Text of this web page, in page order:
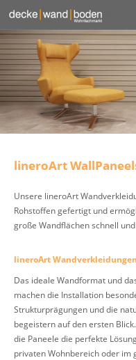
lineroArt
Unsere lineroArt
Rohstoffen gefertigt und
große Wandflächen schnell
lineroArt
Das ideale Wandformat und
machen die Installation
Strukturprägungen und die
begeistern auf den ersten
die Paneele die perfekte
privaten Wohnbereich oder im